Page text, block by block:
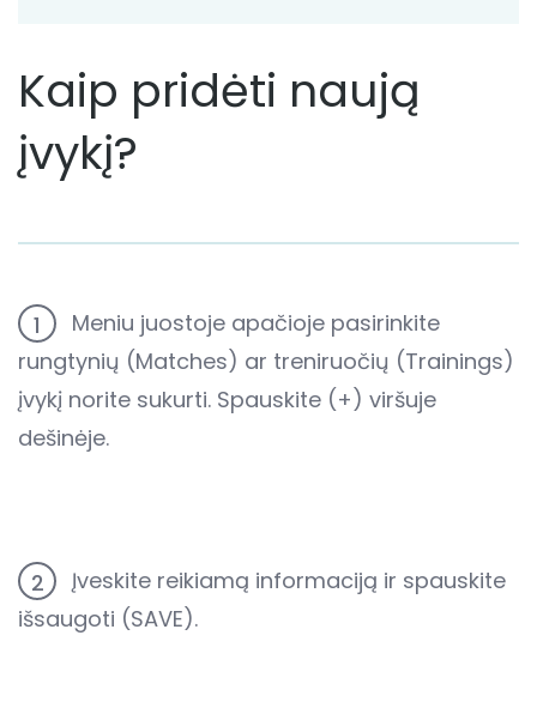
Kaip pridėti naują
įvykį?
1
Meniu juostoje apačioje pasirinkite
rungtynių (Matches) ar treniruočių (Trainings)
įvykį norite sukurti. Spauskite (+) viršuje
dešinėje.
2
Įveskite reikiamą informaciją ir spauskite
išsaugoti (SAVE).